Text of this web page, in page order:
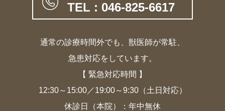
TEL : 046-825-6617
通常の診療時間外でも、獣医師が常駐、
急患対応をしています。
【 緊急対応時間 】
12:30～15:00／19:00～9:30（土日対応）
休診日（本院）：年中無休